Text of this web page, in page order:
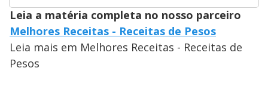
Leia a matéria completa no nosso parceiro
Melhores Receitas - Receitas de Pesos
Leia mais em Melhores Receitas - Receitas de
Pesos